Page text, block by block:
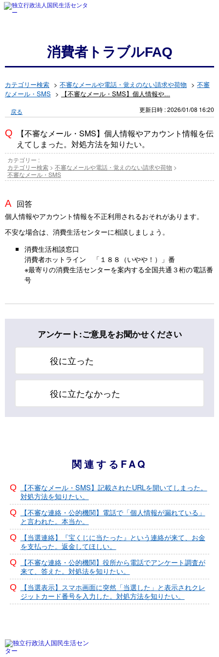
消費者トラブルFAQ
カテゴリー検索 > 不審なメールや電話・覚えのない請求や荷物 > 不審
なメール・SMS > 【不審なメール・SMS】個人情報や...
戻る 更新日時 : 2026/01/08 16:20
【不審なメール・SMS】個人情報やアカウント情報を伝
えてしまった。対処方法を知りたい。
カテゴリー :
カテゴリー検索 > 不審なメールや電話・覚えのない請求や荷物 >
不審なメール・SMS
回答
個人情報やアカウント情報を不正利用されるおそれがあります。
不安な場合は、消費生活センターに相談しましょう。
消費生活相談窓口
消費者ホットライン 「１８８（いやや！）」番
※最寄りの消費生活センターを案内する全国共通３桁の電話番
号
アンケート:ご意見をお聞かせください
役に立った
役に立たなかった
関連するFAQ
【不審なメール・SMS】記載されたURLを開いてしまった。
対処方法を知りたい。
【不審な連絡・公的機関】電話で「個人情報が漏れている」
と言われた。本当か。
【当選連絡】『宝くじに当たった』という連絡が来て、お金
を支払った。返金してほしい。
【不審な連絡・公的機関】役所から電話でアンケート調査が
来て、答えた。対処法を知りたい。
【当選表示】スマホ画面に突然「当選した」と表示されクレ
ジットカード番号を入力した。対処方法を知りたい。